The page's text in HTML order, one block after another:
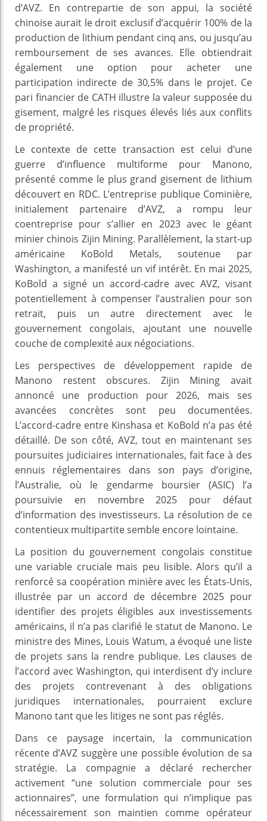
d’AVZ. En contrepartie de son appui, la société
chinoise aurait le droit exclusif d’acquérir 100% de la
production de lithium pendant cinq ans, ou jusqu’au
remboursement de ses avances. Elle obtiendrait
également une option pour acheter une
participation indirecte de 30,5% dans le projet. Ce
pari financier de CATH illustre la valeur supposée du
gisement, malgré les risques élevés liés aux conflits
de propriété.
Le contexte de cette transaction est celui d’une
guerre d’influence multiforme pour Manono,
présenté comme le plus grand gisement de lithium
découvert en RDC. L’entreprise publique Cominière,
initialement partenaire d’AVZ, a rompu leur
coentreprise pour s’allier en 2023 avec le géant
minier chinois Zijin Mining. Parallèlement, la start-up
américaine KoBold Metals, soutenue par
Washington, a manifesté un vif intérêt. En mai 2025,
KoBold a signé un accord-cadre avec AVZ, visant
potentiellement à compenser l’australien pour son
retrait, puis un autre directement avec le
gouvernement congolais, ajoutant une nouvelle
couche de complexité aux négociations.
Les perspectives de développement rapide de
Manono restent obscures. Zijin Mining avait
annoncé une production pour 2026, mais ses
avancées concrètes sont peu documentées.
L’accord-cadre entre Kinshasa et KoBold n’a pas été
détaillé. De son côté, AVZ, tout en maintenant ses
poursuites judiciaires internationales, fait face à des
ennuis réglementaires dans son pays d’origine,
l’Australie, où le gendarme boursier (ASIC) l’a
poursuivie en novembre 2025 pour défaut
d’information des investisseurs. La résolution de ce
contentieux multipartite semble encore lointaine.
La position du gouvernement congolais constitue
une variable cruciale mais peu lisible. Alors qu’il a
renforcé sa coopération minière avec les États-Unis,
illustrée par un accord de décembre 2025 pour
identifier des projets éligibles aux investissements
américains, il n’a pas clarifié le statut de Manono. Le
ministre des Mines, Louis Watum, a évoqué une liste
de projets sans la rendre publique. Les clauses de
l’accord avec Washington, qui interdisent d’y inclure
des projets contrevenant à des obligations
juridiques internationales, pourraient exclure
Manono tant que les litiges ne sont pas réglés.
Dans ce paysage incertain, la communication
récente d’AVZ suggère une possible évolution de sa
stratégie. La compagnie a déclaré rechercher
activement “une solution commerciale pour ses
actionnaires”, une formulation qui n’implique pas
nécessairement son maintien comme opérateur